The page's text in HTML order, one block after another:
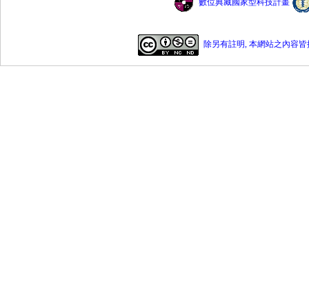
數位典藏國家型科技計畫
除另有註明, 本網站之內容